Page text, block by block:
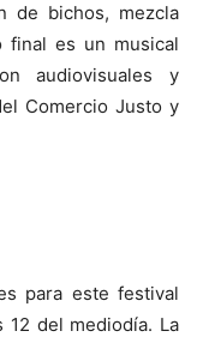
de bichos, mezcla
final es un musical
audiovisuales y
Comercio Justo y
para este festival
del mediodía. La